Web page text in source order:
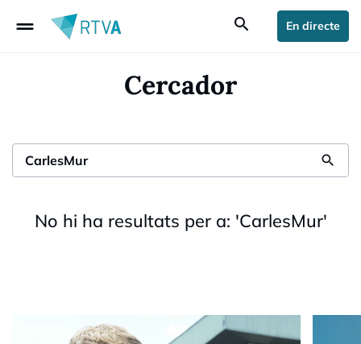
drag_handle search En directe
Cercador
search
No hi ha resultats per a: 'CarlesMur'